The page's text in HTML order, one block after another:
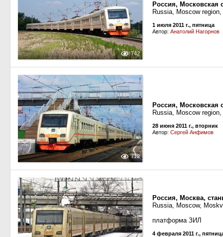
742
Россия, Московская
Russia, Moscow
1 июля 2011 г., пятница
Автор: Анатолий Нагорнов
712
Россия, Московская
Russia, Moscow
28 июня 2011 г., вторник
Автор: Сергей Анфимов
Россия, Москва,
Russia, Moscow,
платформа ЗИЛ
4 февраля 2011 г.,